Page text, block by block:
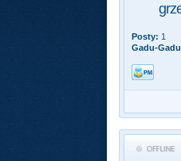
Posty: 1
Gadu-